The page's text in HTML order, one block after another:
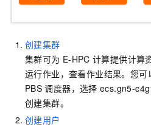
创建集群
集群可为 E-HPC 计算提供计算
运行作业，查看作业结果。您可
PBS 调度器，选择 ecs.gn5-
创建集群。
创建用户